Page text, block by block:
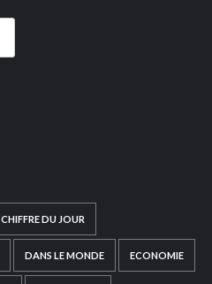
CHIFFRE DU JOUR
DANS LE MONDE ECONOMIE